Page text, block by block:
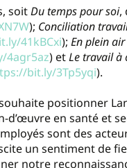
soitDu temps pour soi,
); Conciliation
41kBCxi); En plein air
4agr5az) etLe travail
bit.ly/3Tp5yqi).
souhaite positionner
en santé et
sont des
un sentiment de
notre